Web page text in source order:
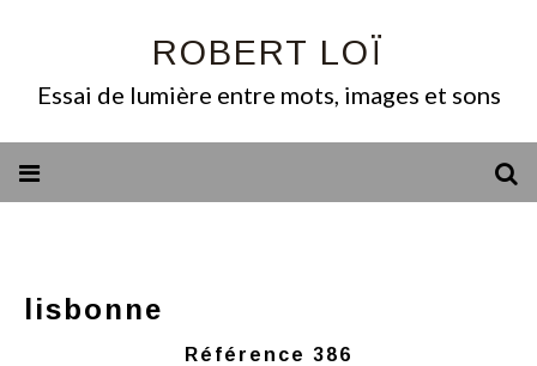
ROBERT LOÏ
Essai de lumière entre mots, images et sons
lisbonne
Référence 386